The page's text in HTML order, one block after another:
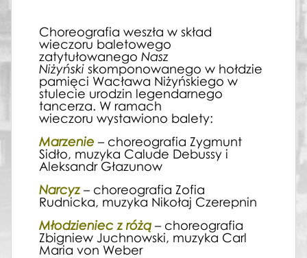
Choreografia weszła w skład
wieczoru baletowego
zatytułowanego Nasz
Niżyński skomponowanego w hołdzie
pamięci Wacława Niżyńskiego w
stulecie urodzin legendarnego
tancerza. W ramach
wieczoru wystawiono balety:
Marzenie – choreografia Zygmunt
Sidło, muzyka Calude Debussy i
Aleksandr Głazunow
Narcyz– choreografia Zofia
Rudnicka, muzyka Nikołaj Czerepnin
Młodzieniec z różą – choreografia
Zbigniew Juchnowski, muzyka Carl
Maria von Weber